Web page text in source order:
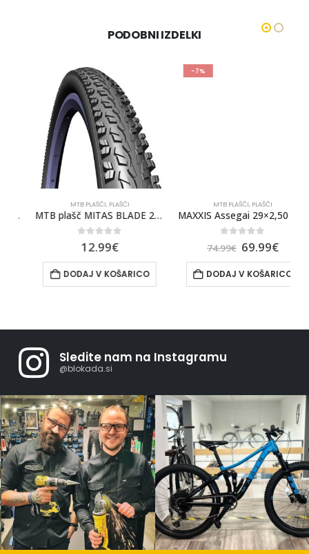
PODOBNI IZDELKI
MTB PLAŠČI,PLAŠČI
MTB plašč MITAS BLADE 26×1.90
out of 5
12.99€
DODAJ V KOŠARICO
MTB PLAŠČI,PLAŠČI
MAXXIS Assegai 29×2,50 WT DH CASING/TR/3C MAXX GRIP
out of 5
74.99€ 69.99€
DODAJ V KOŠARICO
Sledite nam na Instagramu
@blokada.si